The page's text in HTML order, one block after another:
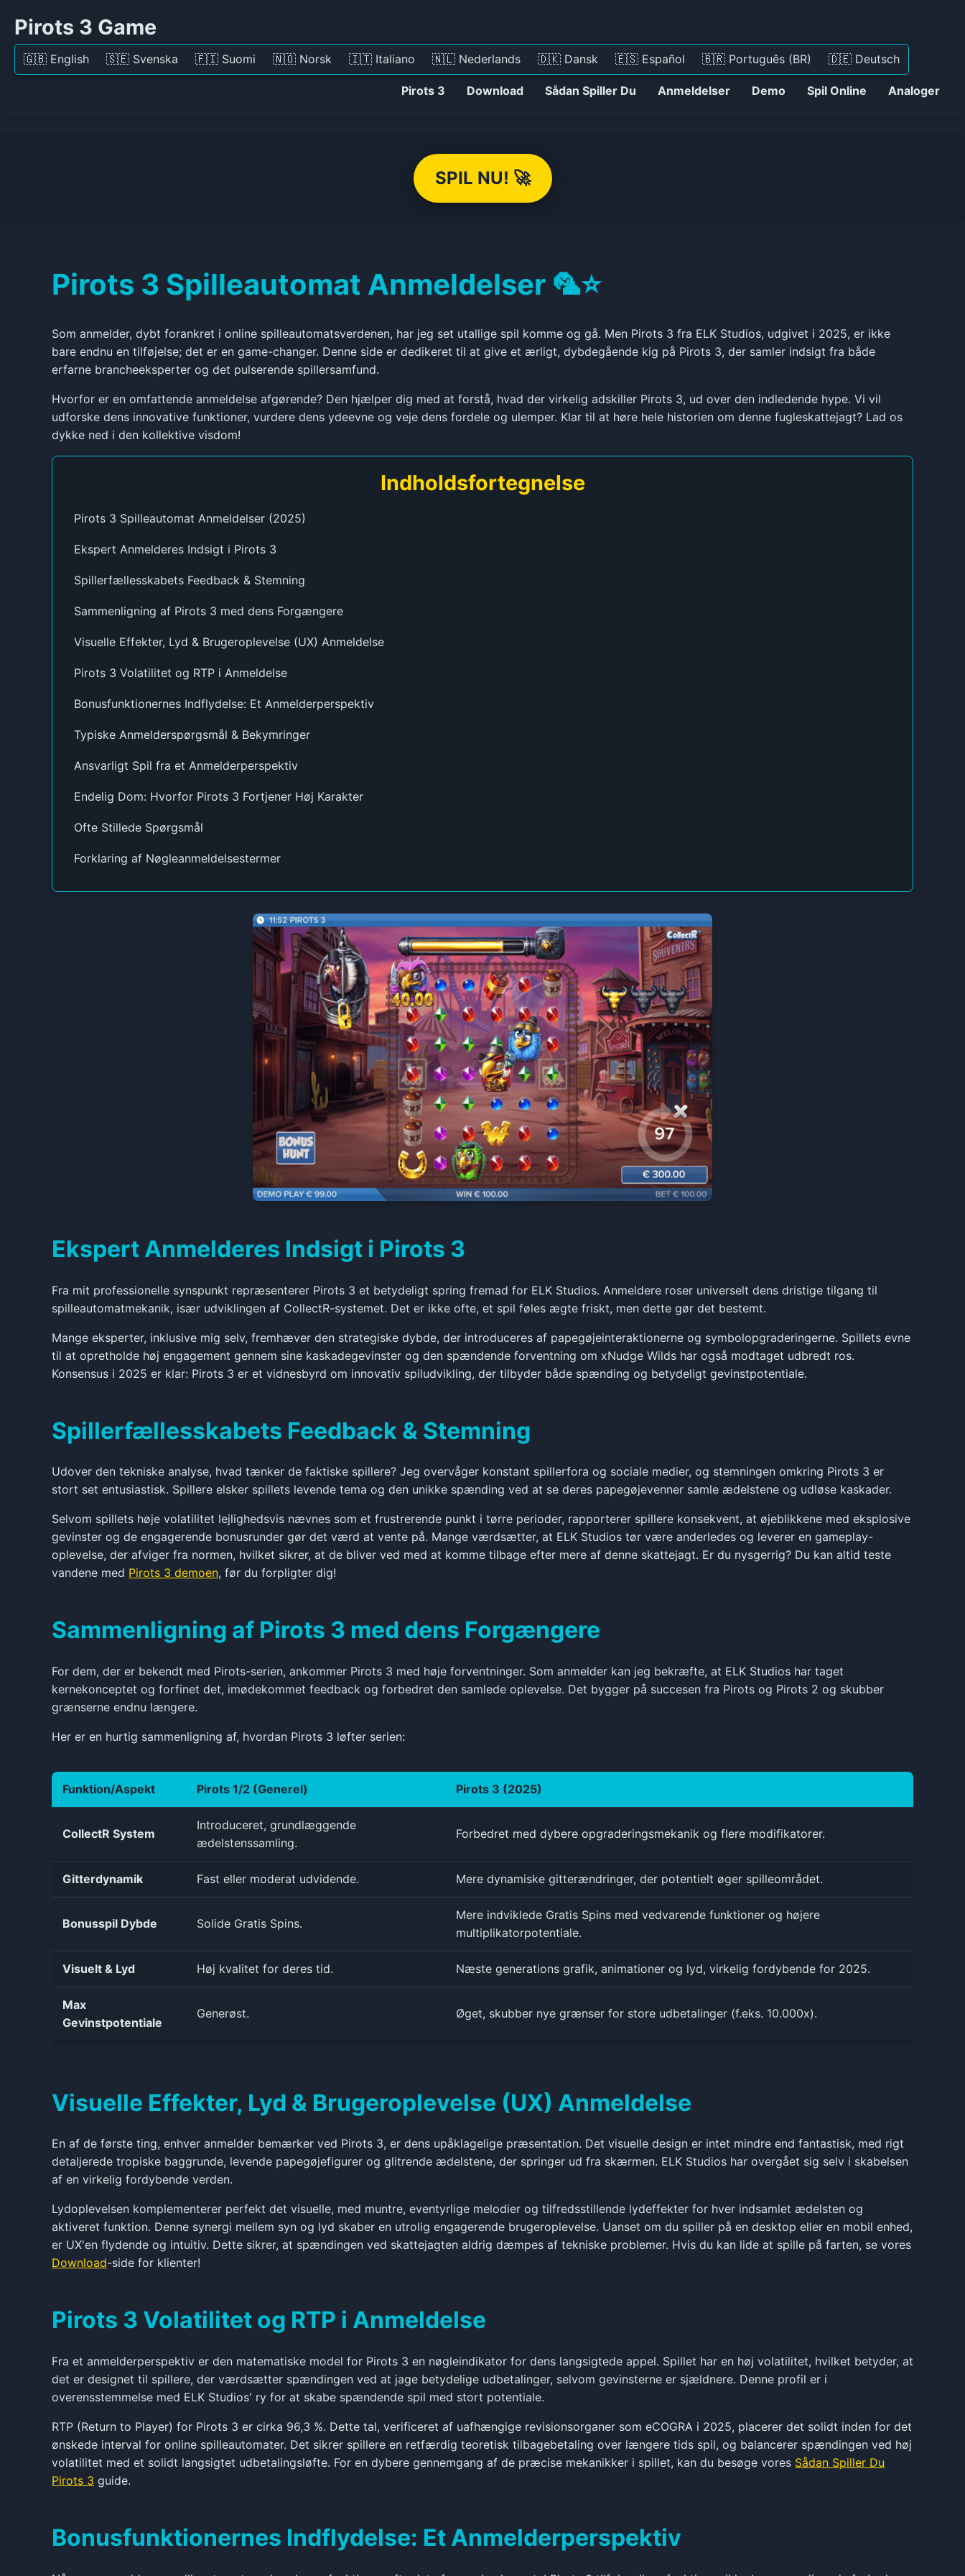
Pirots 3 Game
🇬🇧 English 🇸🇪 Svenska 🇫🇮 Suomi 🇳🇴 Norsk 🇮🇹 Italiano 🇳🇱 Nederlands 🇩🇰 Dansk 🇪🇸 Español 🇧🇷 Português (BR) 🇩🇪 Deutsch
Pirots 3 Download Sådan Spiller Du Anmeldelser Demo Spil Online Analoger
SPIL NU! 🚀
Pirots 3 Spilleautomat Anmeldelser 🦜⭐
Som anmelder, dybt forankret i online spilleautomatsverdenen, har jeg set utallige spil komme og gå. Men Pirots 3 fra ELK Studios, udgivet i 2025, er ikke
bare endnu en tilføjelse; det er en game-changer. Denne side er dedikeret til at give et ærligt, dybdegående kig på Pirots 3, der samler indsigt fra både
erfarne brancheeksperter og det pulserende spillersamfund.
Hvorfor er en omfattende anmeldelse afgørende? Den hjælper dig med at forstå, hvad der virkelig adskiller Pirots 3, ud over den indledende hype. Vi vil
udforske dens innovative funktioner, vurdere dens ydeevne og veje dens fordele og ulemper. Klar til at høre hele historien om denne fugleskattejagt? Lad os
dykke ned i den kollektive visdom!
Indholdsfortegnelse
Pirots 3 Spilleautomat Anmeldelser (2025)
Ekspert Anmelderes Indsigt i Pirots 3
Spillerfællesskabets Feedback & Stemning
Sammenligning af Pirots 3 med dens Forgængere
Visuelle Effekter, Lyd & Brugeroplevelse (UX) Anmeldelse
Pirots 3 Volatilitet og RTP i Anmeldelse
Bonusfunktionernes Indflydelse: Et Anmelderperspektiv
Typiske Anmelderspørgsmål & Bekymringer
Ansvarligt Spil fra et Anmelderperspektiv
Endelig Dom: Hvorfor Pirots 3 Fortjener Høj Karakter
Ofte Stillede Spørgsmål
Forklaring af Nøgleanmeldelsestermer
Ekspert Anmelderes Indsigt i Pirots 3
Fra mit professionelle synspunkt repræsenterer Pirots 3 et betydeligt spring fremad for ELK Studios. Anmeldere roser universelt dens dristige tilgang til
spilleautomatmekanik, især udviklingen af CollectR-systemet. Det er ikke ofte, et spil føles ægte friskt, men dette gør det bestemt.
Mange eksperter, inklusive mig selv, fremhæver den strategiske dybde, der introduceres af papegøjeinteraktionerne og symbolopgraderingerne. Spillets evne
til at opretholde høj engagement gennem sine kaskadegevinster og den spændende forventning om xNudge Wilds har også modtaget udbredt ros.
Konsensus i 2025 er klar: Pirots 3 er et vidnesbyrd om innovativ spiludvikling, der tilbyder både spænding og betydeligt gevinstpotentiale.
Spillerfællesskabets Feedback & Stemning
Udover den tekniske analyse, hvad tænker de faktiske spillere? Jeg overvåger konstant spillerfora og sociale medier, og stemningen omkring Pirots 3 er
stort set entusiastisk. Spillere elsker spillets levende tema og den unikke spænding ved at se deres papegøjevenner samle ædelstene og udløse kaskader.
Selvom spillets høje volatilitet lejlighedsvis nævnes som et frustrerende punkt i tørre perioder, rapporterer spillere konsekvent, at øjeblikkene med eksplosive
gevinster og de engagerende bonusrunder gør det værd at vente på. Mange værdsætter, at ELK Studios tør være anderledes og leverer en gameplay-
oplevelse, der afviger fra normen, hvilket sikrer, at de bliver ved med at komme tilbage efter mere af denne skattejagt. Er du nysgerrig? Du kan altid teste
vandene med Pirots 3 demoen, før du forpligter dig!
Sammenligning af Pirots 3 med dens Forgængere
For dem, der er bekendt med Pirots-serien, ankommer Pirots 3 med høje forventninger. Som anmelder kan jeg bekræfte, at ELK Studios har taget
kernekonceptet og forfinet det, imødekommet feedback og forbedret den samlede oplevelse. Det bygger på succesen fra Pirots og Pirots 2 og skubber
grænserne endnu længere.
Her er en hurtig sammenligning af, hvordan Pirots 3 løfter serien:
Funktion/Aspekt Pirots 1/2 (Generel) Pirots 3 (2025)
CollectR System
Introduceret, grundlæggende
ædelstenssamling.
Forbedret med dybere opgraderingsmekanik og flere modifikatorer.
Gitterdynamik Fast eller moderat udvidende. Mere dynamiske gitterændringer, der potentielt øger spilleområdet.
Bonusspil Dybde Solide Gratis Spins.
Mere indviklede Gratis Spins med vedvarende funktioner og højere
multiplikatorpotentiale.
Visuelt & Lyd Høj kvalitet for deres tid. Næste generations grafik, animationer og lyd, virkelig fordybende for 2025.
Max
Gevinstpotentiale
Generøst. Øget, skubber nye grænser for store udbetalinger (f.eks. 10.000x).
Visuelle Effekter, Lyd & Brugeroplevelse (UX) Anmeldelse
En af de første ting, enhver anmelder bemærker ved Pirots 3, er dens upåklagelige præsentation. Det visuelle design er intet mindre end fantastisk, med rigt
detaljerede tropiske baggrunde, levende papegøjefigurer og glitrende ædelstene, der springer ud fra skærmen. ELK Studios har overgået sig selv i skabelsen
af en virkelig fordybende verden.
Lydoplevelsen komplementerer perfekt det visuelle, med muntre, eventyrlige melodier og tilfredsstillende lydeffekter for hver indsamlet ædelsten og
aktiveret funktion. Denne synergi mellem syn og lyd skaber en utrolig engagerende brugeroplevelse. Uanset om du spiller på en desktop eller en mobil enhed,
er UX'en flydende og intuitiv. Dette sikrer, at spændingen ved skattejagten aldrig dæmpes af tekniske problemer. Hvis du kan lide at spille på farten, se vores
Download-side for klienter!
Pirots 3 Volatilitet og RTP i Anmeldelse
Fra et anmelderperspektiv er den matematiske model for Pirots 3 en nøgleindikator for dens langsigtede appel. Spillet har en høj volatilitet, hvilket betyder, at
det er designet til spillere, der værdsætter spændingen ved at jage betydelige udbetalinger, selvom gevinsterne er sjældnere. Denne profil er i
overensstemmelse med ELK Studios' ry for at skabe spændende spil med stort potentiale.
RTP (Return to Player) for Pirots 3 er cirka 96,3 %. Dette tal, verificeret af uafhængige revisionsorganer som eCOGRA i 2025, placerer det solidt inden for det
ønskede interval for online spilleautomater. Det sikrer spillere en retfærdig teoretisk tilbagebetaling over længere tids spil, og balancerer spændingen ved høj
volatilitet med et solidt langsigtet udbetalingsløfte. For en dybere gennemgang af de præcise mekanikker i spillet, kan du besøge vores Sådan Spiller Du
Pirots 3 guide.
Bonusfunktionernes Indflydelse: Et Anmelderperspektiv